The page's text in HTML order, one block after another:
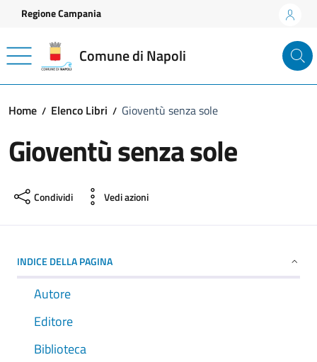
Vai ai contenuti
Vai al footer
Regione Campania
Comune di Napoli
Home Elenco Libri Gioventù senza sole
Gioventù senza sole
Condividi Vedi azioni
INDICE DELLA PAGINA
Autore
Editore
Biblioteca